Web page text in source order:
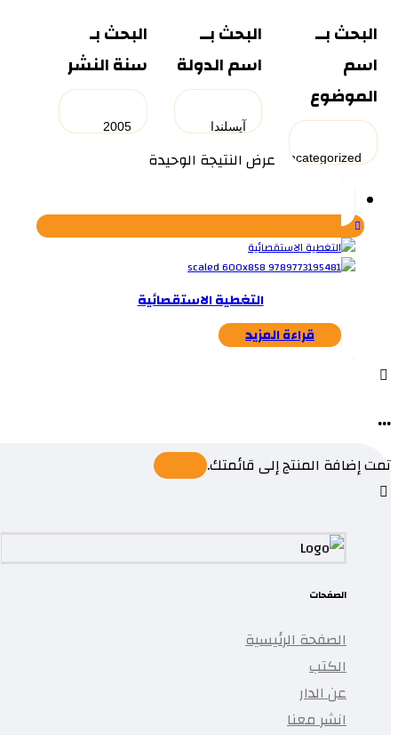
البحث بــ
اسم
الموضوع
البحث بــ
اسم الدولة
البحث بـ
سنة النشر
عرض النتيجة الوحيدة
التغطية الاستقصائية
قراءة المزيد
...
تمت إضافة المنتج إلى قائمتك.
الصفحات
الصفحة الرئيسية
الكتب
عن الدار
انشر معنا